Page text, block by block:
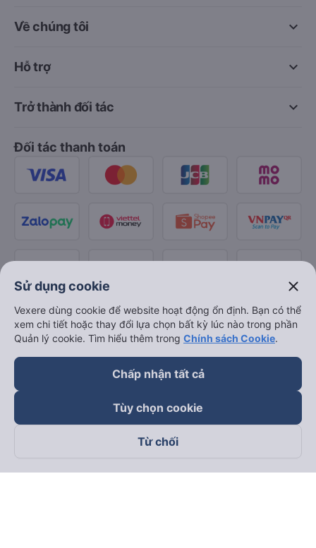
keyboard_arrow_down
Về chúng tôi
keyboard_arrow_down
Hỗ trợ
keyboard_arrow_down
Trở thành đối tác
Đối tác thanh toán
Theo dõi chúng tôi trên
Sử dụng cookie close
Vexere dùng cookie để website hoạt động ổn định. Bạn có thể
xem chi tiết hoặc thay đổi lựa chọn bất kỳ lúc nào trong phần
Quản lý cookie. Tìm hiểu thêm trong Chính sách Cookie.
Chấp nhận tất cả
Tùy chọn cookie
Từ chối